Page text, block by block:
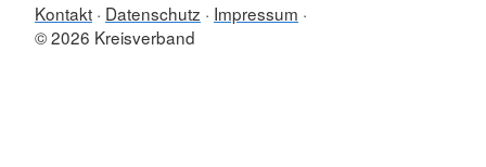
Kontakt Datenschutz
Impressum
© 2026 Kreisverband